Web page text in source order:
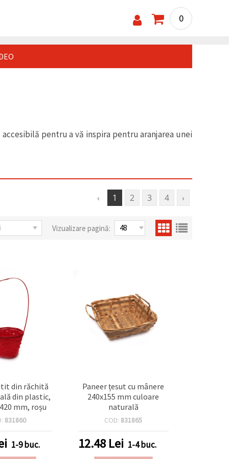
0
pentru a vă inspira pentru aranjarea unei
‹ 1 2 3 4 ›
Vizualizare pagină:
din răchită
din plastic,
mm, roșu
831860
1-9 buc.
Paneer țesut cu mânere
240x155 mm culoare
naturală
COD: 831865
12.48Lei 1-4 buc.